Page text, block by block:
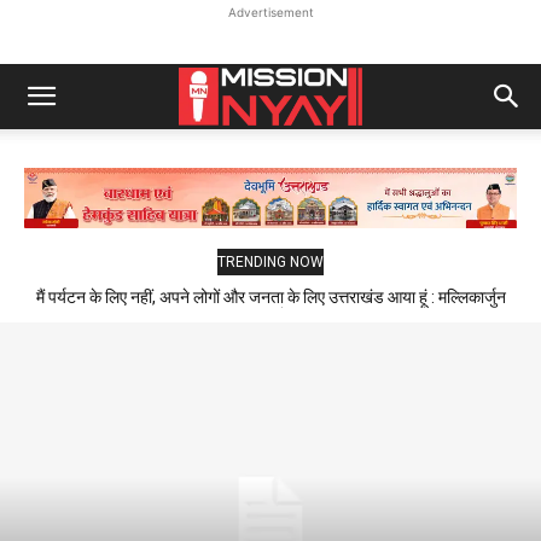
Advertisement
TRENDING NOW
मैं पर्यटन के लिए नहीं, अपने लोगों और जनता के लिए उत्तराखंड आया हूं : मल्लिकार्जुन